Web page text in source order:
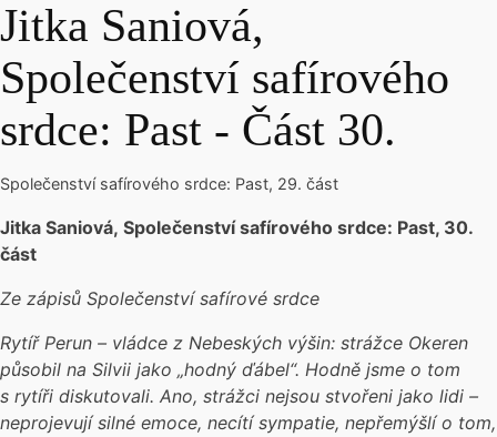
Jitka Saniová,
Společenství safírového
srdce: Past - Část 30.
Společenství safírového srdce: Past, 29. část
Jitka Saniová, Společenství safírového srdce: Past, 30.
část
Ze zápisů Společenství safírové srdce
Rytíř Perun – vládce z Nebeských výšin: strážce Okeren
působil na Silvii jako „hodný ďábel“. Hodně jsme o tom
s rytíři diskutovali. Ano, strážci nejsou stvořeni jako lidi –
neprojevují silné emoce, necítí sympatie, nepřemýšlí o tom,